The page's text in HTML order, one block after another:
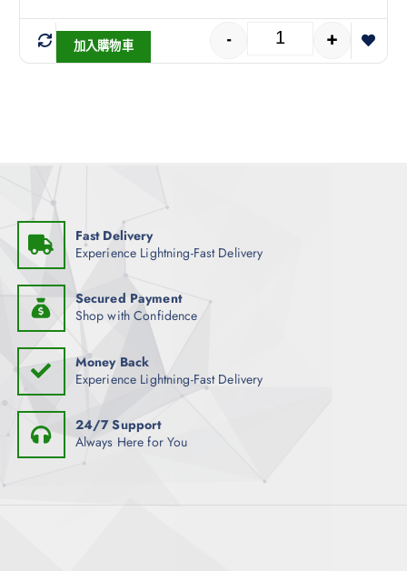
- +
加入購物車
Fast Delivery
Experience Lightning-Fast Delivery
Secured Payment
Shop with Confidence
Money Back
Experience Lightning-Fast Delivery
24/7 Support
Always Here for You